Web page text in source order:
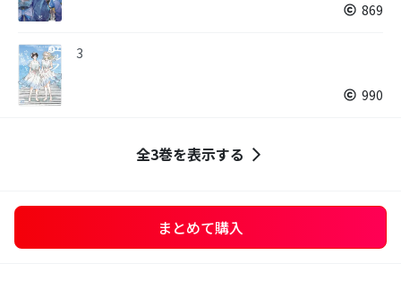
869
3
990
全3巻を表示する
まとめて購入